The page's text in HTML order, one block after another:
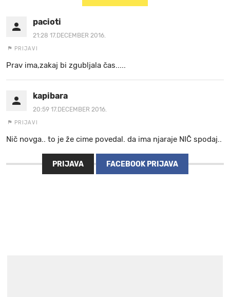
pacioti
21:28 17.DECEMBER 2016.
PRIJAVI
Prav ima,zakaj bi zgubljala čas.....
kapibara
20:59 17.DECEMBER 2016.
PRIJAVI
Nič novga.. to je že cime povedal. da ima njaraje NIČ spodaj..
PRIJAVA FACEBOOK PRIJAVA